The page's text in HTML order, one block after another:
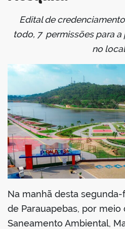
Edital de
todo, 7 permissões para
no
Na manhã desta
de Parauapebas, por meio
Saneamento Ambiental,